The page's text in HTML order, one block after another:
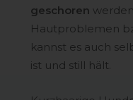
geschoren
Hautproblemen
kannst es auch
ist und still hält.